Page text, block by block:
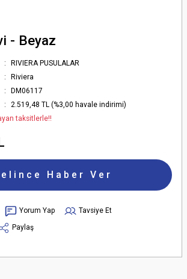
- Beyaz
RIVIERA PUSULALAR
Riviera
DM06117
2.519,48 TL (%3,00 havale indirimi)
taksitlerle!!
Haber Ver
Yorum Yap
Tavsiye Et
Paylaş